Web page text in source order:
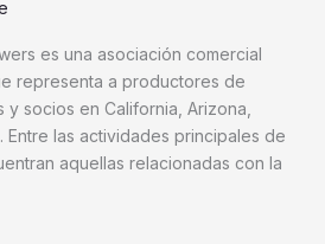
es una asociación comercial
representa a productores de
socios en California, Arizona,
las actividades principales de
aquellas relacionadas con la